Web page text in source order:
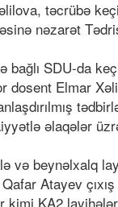
təcrübə
nəzarət
SDU-da
Elmar
əlaqələr
və beynəlxalq
Atayev
KA2